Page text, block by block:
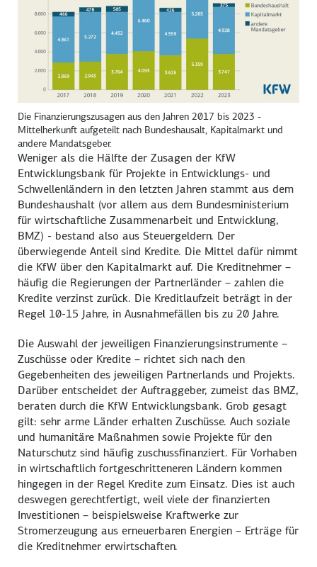
Die Finanzierungszusagen aus den Jahren 2017 bis 2023 -
Mittelherkunft aufgeteilt nach Bundeshausalt, Kapitalmarkt und
andere Mandatsgeber.
Weniger als die Hälfte der Zusagen der KfW
Entwicklungsbank für Projekte in Entwicklungs- und
Schwellenländern in den letzten Jahren stammt aus dem
Bundeshaushalt (vor allem aus dem Bundesministerium
für wirtschaftliche Zusammenarbeit und Entwicklung,
BMZ) - bestand also aus Steuergeldern. Der
überwiegende Anteil sind Kredite. Die Mittel dafür nimmt
die KfW über den Kapitalmarkt auf. Die Kreditnehmer –
häufig die Regierungen der Partnerländer – zahlen die
Kredite verzinst zurück. Die Kreditlaufzeit beträgt in der
Regel 10-15 Jahre, in Ausnahmefällen bis zu 20 Jahre.
Die Auswahl der jeweiligen Finanzierungsinstrumente –
Zuschüsse oder Kredite – richtet sich nach den
Gegebenheiten des jeweiligen Partnerlands und Projekts.
Darüber entscheidet der Auftraggeber, zumeist das BMZ,
beraten durch die KfW Entwicklungsbank. Grob gesagt
gilt: sehr arme Länder erhalten Zuschüsse. Auch soziale
und humanitäre Maßnahmen sowie Projekte für den
Naturschutz sind häufig zuschussfinanziert. Für Vorhaben
in wirtschaftlich fortgeschritteneren Ländern kommen
hingegen in der Regel Kredite zum Einsatz. Dies ist auch
deswegen gerechtfertigt, weil viele der finanzierten
Investitionen – beispielsweise Kraftwerke zur
Stromerzeugung aus erneuerbaren Energien – Erträge für
die Kreditnehmer erwirtschaften.